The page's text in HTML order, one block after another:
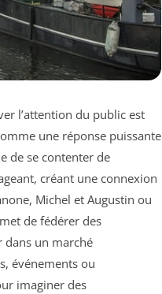
l’attention du public est
une réponse puissante
de se contenter de
créant une connexion
Michel et Augustin ou
de fédérer des
dans un marché
événements ou
imaginer des